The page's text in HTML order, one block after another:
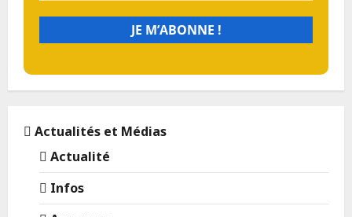
Actualités et Médias
Actualité
Infos